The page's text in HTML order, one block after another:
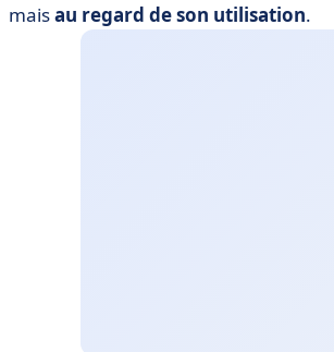
maisau regard de son utilisation.